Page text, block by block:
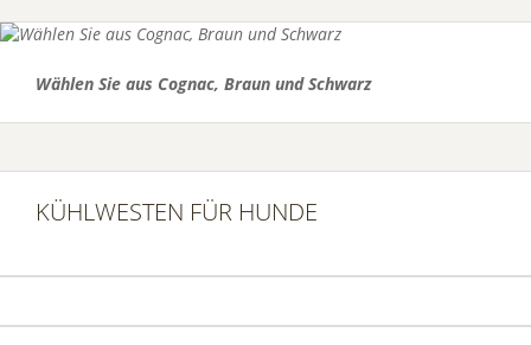
Wählen Sie aus Cognac, Braun und Schwarz
KÜHLWESTEN FÜR HUNDE